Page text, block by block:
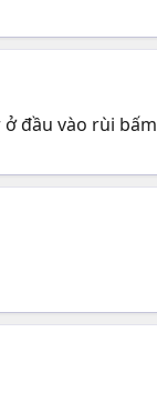
đầu vào rùi